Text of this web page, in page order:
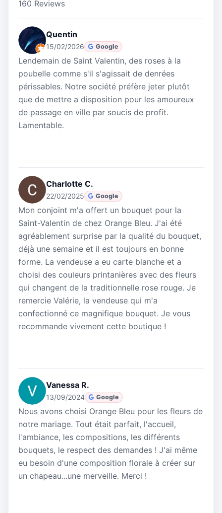
160 Reviews
Quentin
15/02/2026 Google
Lendemain de Saint Valentin, des roses à la
poubelle comme s'il s'agissait de denrées
périssables. Notre société préfère jeter plutôt
que de mettre a disposition pour les amoureux
de passage en ville par soucis de profit.
Lamentable.
Charlotte C.
22/02/2025 Google
Mon conjoint m'a offert un bouquet pour la
Saint-Valentin de chez Orange Bleu. J'ai été
agréablement surprise par la qualité du bouquet,
déjà une semaine et il est toujours en bonne
forme. La vendeuse a eu carte blanche et a
choisi des couleurs printanières avec des fleurs
qui changent de la traditionnelle rose rouge. Je
remercie Valérie, la vendeuse qui m'a
confectionné ce magnifique bouquet. Je vous
recommande vivement cette boutique !
Vanessa R.
13/09/2024 Google
Nous avons choisi Orange Bleu pour les fleurs de
notre mariage. Tout était parfait, l'accueil,
l'ambiance, les compositions, les différents
bouquets, le respect des demandes ! J'ai même
eu besoin d'une composition florale à créer sur
un chapeau...une merveille. Merci !